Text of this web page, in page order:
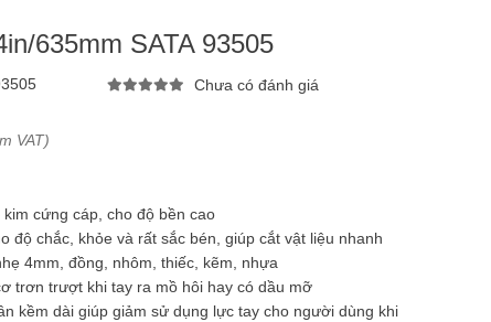
635mm SATA 93505
Chưa có đánh giá
VAT)
cứng cáp, cho độ bền cao
độ chắc, khỏe và rất sắc bén, giúp cắt vật liệu nhanh
4mm, đồng, nhôm, thiếc, kẽm, nhựa
trơn trượt khi tay ra mồ hôi hay có dầu mỡ
kềm dài giúp giảm sử dụng lực tay cho người dùng khi